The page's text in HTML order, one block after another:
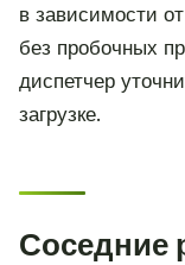
в зависимости
без пробочных
диспетчер
загрузке.
Соседние